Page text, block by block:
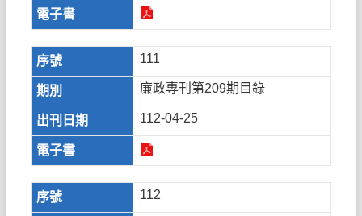
111
廉政專刊第209期目錄
112-04-25
112